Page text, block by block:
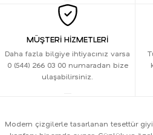
MÜŞTERİ HİZMETLERİ
Daha fazla bilgiye ihtiyacınız varsa
0 (544) 266 03 00 numaradan bize
ulaşabilirsiniz.
Modern çizgilerle tasarlanan tesettür